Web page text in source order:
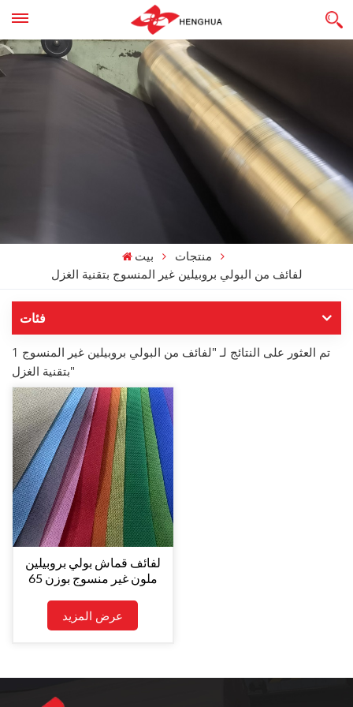
بيت
منتجات
لفائف من البولي بروبيلين غير المنسوج بتقنية الغزل
فئات
1 تم العثور على النتائج لـ "لفائف من البولي بروبيلين غير المنسوج
بتقنية الغزل"
لفائف قماش بولي بروبيلين
ملون غير منسوج بوزن 65
حقائب متينة
عرض المزيد